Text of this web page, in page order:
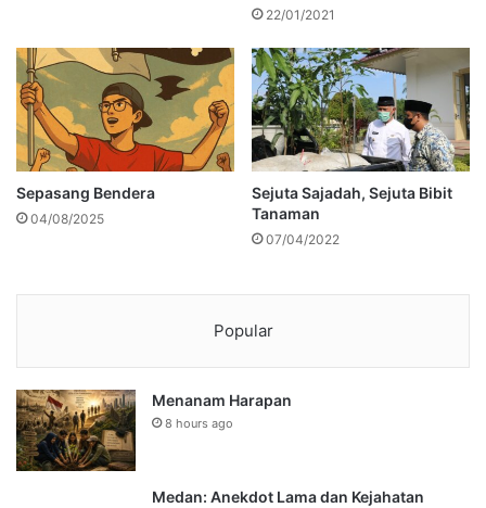
22/01/2021
Sepasang Bendera
04/08/2025
Sejuta Sajadah, Sejuta Bibit
Tanaman
07/04/2022
Popular
Menanam Harapan
8 hours ago
Medan: Anekdot Lama dan Kejahatan